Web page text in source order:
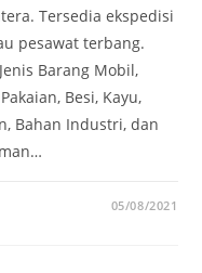
Tersedia ekspedisi
pesawat terbang.
Barang Mobil,
Besi, Kayu,
Bahan Industri, dan
05/08/2021